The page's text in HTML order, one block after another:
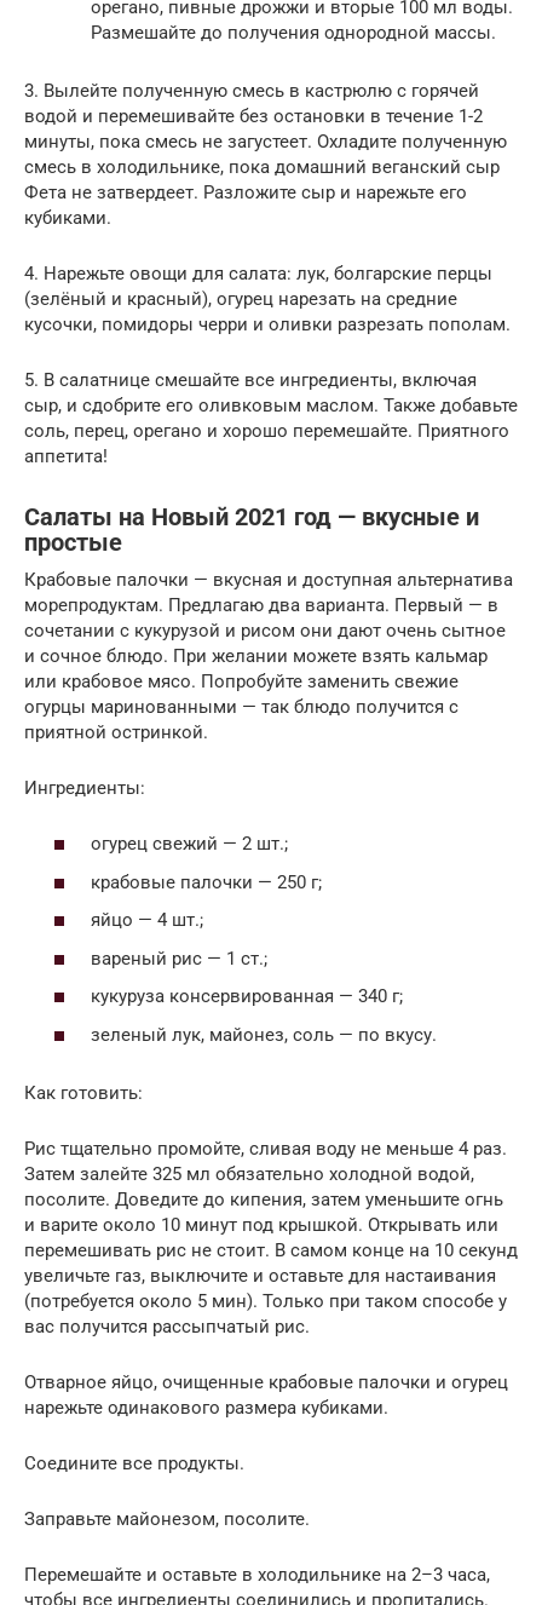
орегано, пивные дрожжи и вторые 100 мл воды.
Размешайте до получения однородной массы.
3. Вылейте полученную смесь в кастрюлю с горячей
водой и перемешивайте без остановки в течение 1-2
минуты, пока смесь не загустеет. Охладите полученную
смесь в холодильнике, пока домашний веганский сыр
Фета не затвердеет. Разложите сыр и нарежьте его
кубиками.
4. Нарежьте овощи для салата: лук, болгарские перцы
(зелёный и красный), огурец нарезать на средние
кусочки, помидоры черри и оливки разрезать пополам.
5. В салатнице смешайте все ингредиенты, включая
сыр, и сдобрите его оливковым маслом. Также добавьте
соль, перец, орегано и хорошо перемешайте. Приятного
аппетита!
Салаты на Новый 2021 год — вкусные и
простые
Крабовые палочки — вкусная и доступная альтернатива
морепродуктам. Предлагаю два варианта. Первый — в
сочетании с кукурузой и рисом они дают очень сытное
и сочное блюдо. При желании можете взять кальмар
или крабовое мясо. Попробуйте заменить свежие
огурцы маринованными — так блюдо получится с
приятной остринкой.
Ингредиенты:
огурец свежий — 2 шт.;
крабовые палочки — 250 г;
яйцо — 4 шт.;
вареный рис — 1 ст.;
кукуруза консервированная — 340 г;
зеленый лук, майонез, соль — по вкусу.
Как готовить:
Рис тщательно промойте, сливая воду не меньше 4 раз.
Затем залейте 325 мл обязательно холодной водой,
посолите. Доведите до кипения, затем уменьшите огнь
и варите около 10 минут под крышкой. Открывать или
перемешивать рис не стоит. В самом конце на 10 секунд
увеличьте газ, выключите и оставьте для настаивания
(потребуется около 5 мин). Только при таком способе у
вас получится рассыпчатый рис.
Отварное яйцо, очищенные крабовые палочки и огурец
нарежьте одинакового размера кубиками.
Соедините все продукты.
Заправьте майонезом, посолите.
Перемешайте и оставьте в холодильнике на 2–3 часа,
чтобы все ингредиенты соединились и пропитались.